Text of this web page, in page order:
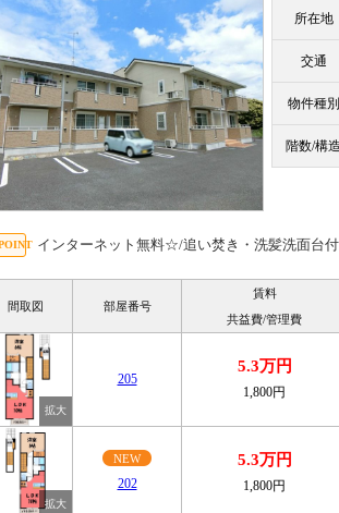
所在地
交通
物件種別
階数/構造
インターネット無料☆/追い焚き・洗髪洗面台
間取図 部屋番号
賃料
共益費/管理費
205
5.3万円
1,800円
NEW
202
5.3万円
1,800円